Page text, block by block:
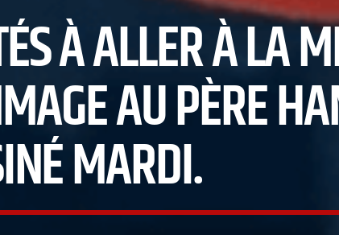
À ALLER À LA
AU PÈRE
MARDI.